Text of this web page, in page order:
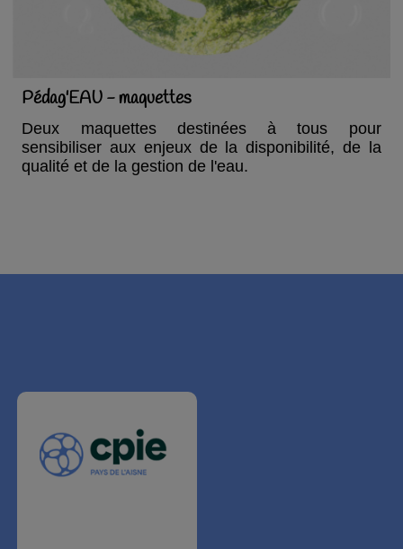
Pédag'EAU - maquettes
Deux maquettes destinées à tous pour
sensibiliser aux enjeux de la disponibilité, de la
qualité et de la gestion de l'eau.